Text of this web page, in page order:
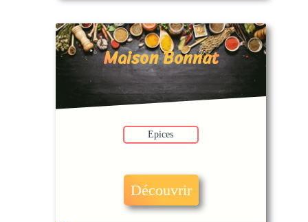
Maison Bonnat
Epices
Découvrir